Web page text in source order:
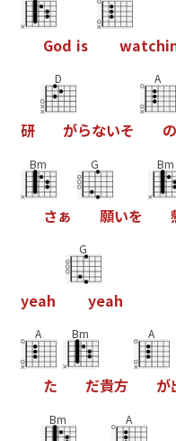
God is watchi
研
D
がらないそ
A
の
Bm
さぁ
G
願いを
Bm
yeah
G
yeah
A
た
Bm
だ貴方
A
が
Bm A